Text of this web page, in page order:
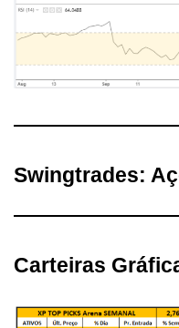
Swingtrades:
Carteiras